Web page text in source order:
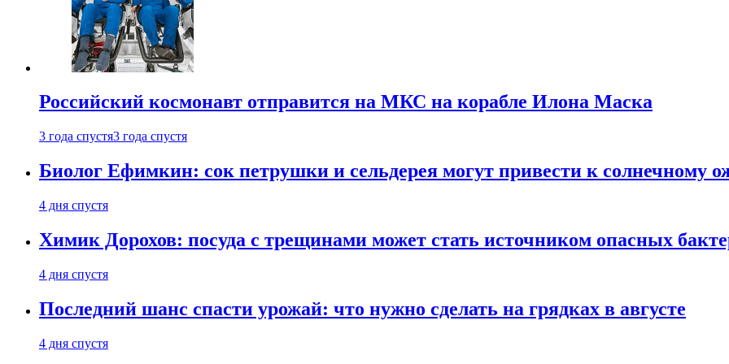
Российский космонавт отправится на МКС на корабле Илона Маска
3 года спустя3 года спустя
Биолог Ефимкин: сок петрушки и сельдерея могут привести к солнечному
4 дня спустя
Химик Дорохов: посуда с трещинами может стать источником опасных
4 дня спустя
Последний шанс спасти урожай: что нужно сделать на грядках в августе
4 дня спустя